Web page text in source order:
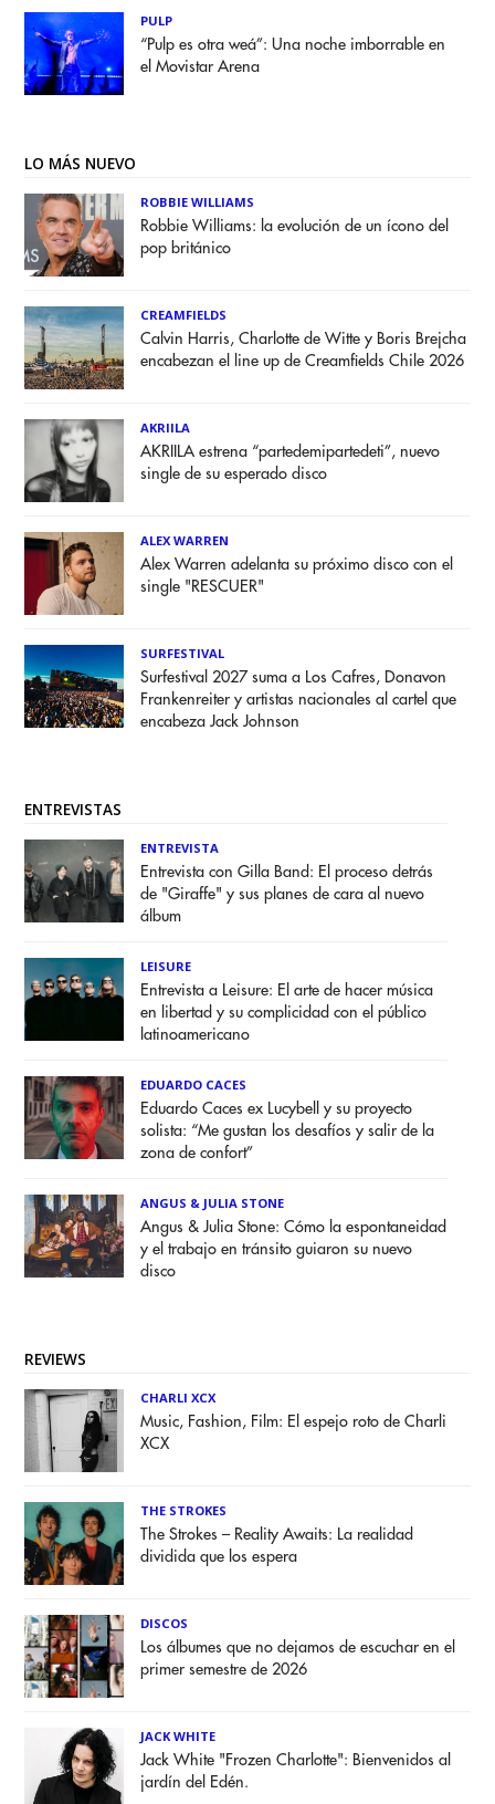
PULP
“Pulp es otra weá”: Una noche imborrable en
el Movistar Arena
LO MÁS NUEVO
ROBBIE WILLIAMS
Robbie Williams: la evolución de un ícono del
pop británico
CREAMFIELDS
Calvin Harris, Charlotte de Witte y Boris Brejcha
encabezan el line up de Creamfields Chile 2026
AKRIILA
AKRIILA estrena “partedemipartedeti”, nuevo
single de su esperado disco
ALEX WARREN
Alex Warren adelanta su próximo disco con el
single "RESCUER"
SURFESTIVAL
Surfestival 2027 suma a Los Cafres, Donavon
Frankenreiter y artistas nacionales al cartel que
encabeza Jack Johnson
ENTREVISTAS
ENTREVISTA
Entrevista con Gilla Band: El proceso detrás
de "Giraffe" y sus planes de cara al nuevo
álbum
LEISURE
Entrevista a Leisure: El arte de hacer música
en libertad y su complicidad con el público
latinoamericano
EDUARDO CACES
Eduardo Caces ex Lucybell y su proyecto
solista: “Me gustan los desafíos y salir de la
zona de confort”
ANGUS & JULIA STONE
Angus & Julia Stone: Cómo la espontaneidad
y el trabajo en tránsito guiaron su nuevo
disco
REVIEWS
CHARLI XCX
Music, Fashion, Film: El espejo roto de Charli
XCX
THE STROKES
The Strokes – Reality Awaits: La realidad
dividida que los espera
DISCOS
Los álbumes que no dejamos de escuchar en el
primer semestre de 2026
JACK WHITE
Jack White "Frozen Charlotte": Bienvenidos al
jardín del Edén.